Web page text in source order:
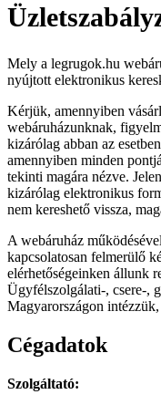
Mely a legrugok.hu
nyújtott elektronikus
Kérjük, amennyiben
webáruházunknak,
kizárólag abban az
amennyiben minden
tekinti magára nézve.
kizárólag elektronikus
nem kereshető vissza,
A webáruház
kapcsolatosan felmerülő
elérhetőségeinken állunk
Ügyfélszolgálati-, csere-,
Magyarországon
Cégadatok
Szolgáltató: